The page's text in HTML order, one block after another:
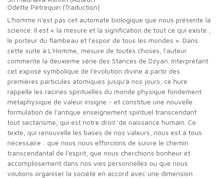
Odette Pétrequin (Traduction)
L'homme n'est pas cet automate biologique que nous présente la
science. Il est « la mesure et la signification de tout ce qui existe ;
le porteur du flambeau et l'espoir de tous les mondes ». Dans
cette suite à L'Homme, mesure de toutes choses, l'auteur
commente la deuxième série des Stances de Dzyan. Interprétant
cet exposé symbolique de l'évolution divine à partir des
premières particules atomiques jusqu'à nos jours, ce hure
rappelle les racines spirituelles du monde physique fondement
métaphysique de valeur insigne - et constitue une nouvelle
formulation de l'antique enseignement spirituel transcendant
tout sectarisme, qui est notre droit 'de naissance humain. Ce
texte, qui renouvelle les bases dé nos valeurs, nous est à tous
nécessaire : que nous nous efforcions de suivre le chemin
transcendantal de l'esprit, que nous cherchions bonheur et
accomplissement dans nos vies personnelles ou que nous
voulions organiser la société en accord avec une dimension